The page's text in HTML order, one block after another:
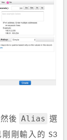
後 Alias
選
剛輸入的 S3